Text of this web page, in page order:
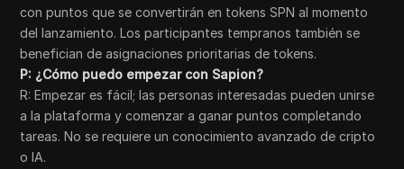
con puntos que se convertirán en tokens SPN al momento
del lanzamiento. Los participantes tempranos también se
benefician de asignaciones prioritarias de tokens.
P: ¿Cómo puedo empezar con Sapion?
R: Empezar es fácil; las personas interesadas pueden unirse
a la plataforma y comenzar a ganar puntos completando
tareas. No se requiere un conocimiento avanzado de cripto
o IA.